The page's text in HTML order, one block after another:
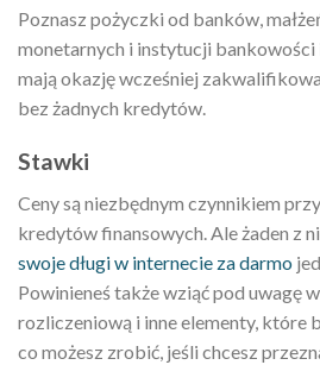
Poznasz pożyczki od banków,
monetarnych i instytucji
mają okazję wcześniej
bez żadnych kredytów.
Stawki
Ceny są niezbędnym czynnikiem
kredytów finansowych. Ale żaden z
swoje długi w internecie za darmo
Powinieneś także wziąć pod uwagę
rozliczeniową i inne elementy, które
co możesz zrobić, jeśli chcesz